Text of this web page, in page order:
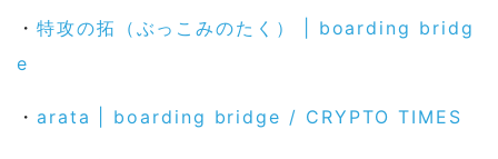
・ 特攻の拓（ぶっこみのたく）
| boarding bridg
e
・ arata | boarding bridge / CRYPTO TIMES